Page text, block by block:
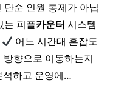
순 인원 통제가 아닙
는 피플카운터 시스템
어느 시간대 혼잡도
향으로 이동하는지
석하고 운영에…